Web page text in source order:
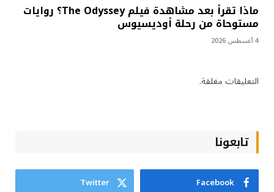
ماذا تقرأ بعد مشاهدة فيلم The Odyssey؟ روايات
مستوحاة من رحلة أوديسيوس
4 أغسطس 2026
التعليقات مغلقة.
تابعونا
Facebook
Twitter